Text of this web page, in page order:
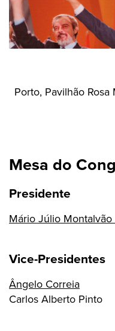
Porto, Pavilhão Rosa
Mesa do
Presidente
Mário Júlio
Vice-Presidentes
Ângelo Correia
Carlos Alberto Pinto